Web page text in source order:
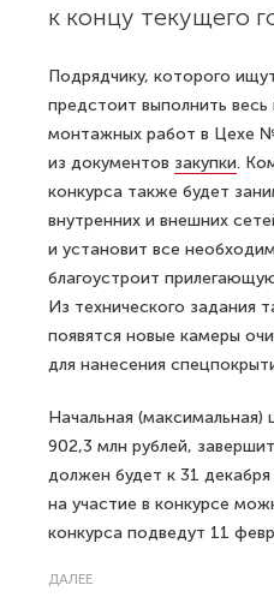
к концу текущего
Подрядчику, которого
предстоит выполнить
монтажных работ в Цехе
из документов закупки.
конкурса также будет
внутренних и внешних
и установит все
благоустроит
Из технического задания
появятся новые камеры
для нанесения
Начальная (максимальная)
902,3 млн рублей,
должен будет к 31
на участие в конкурсе
конкурса подведут 11
ДАЛЕЕ